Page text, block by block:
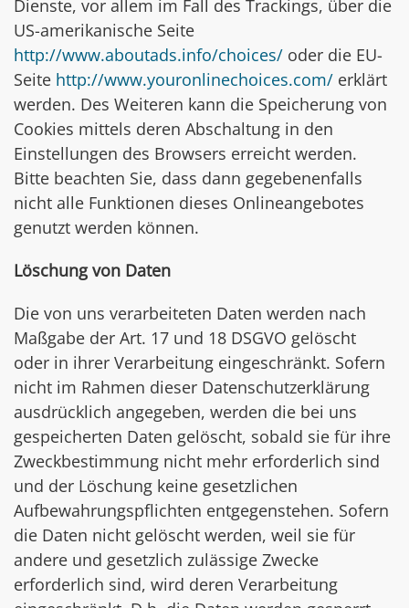
Dienste, vor allem im Fall des Trackings, über die
US-amerikanische Seite
http://www.aboutads.info/choices/ oder die EU-
Seite http://www.youronlinechoices.com/ erklärt
werden. Des Weiteren kann die Speicherung von
Cookies mittels deren Abschaltung in den
Einstellungen des Browsers erreicht werden.
Bitte beachten Sie, dass dann gegebenenfalls
nicht alle Funktionen dieses Onlineangebotes
genutzt werden können.
Löschung von Daten
Die von uns verarbeiteten Daten werden nach
Maßgabe der Art. 17 und 18 DSGVO gelöscht
oder in ihrer Verarbeitung eingeschränkt. Sofern
nicht im Rahmen dieser Datenschutzerklärung
ausdrücklich angegeben, werden die bei uns
gespeicherten Daten gelöscht, sobald sie für ihre
Zweckbestimmung nicht mehr erforderlich sind
und der Löschung keine gesetzlichen
Aufbewahrungspflichten entgegenstehen. Sofern
die Daten nicht gelöscht werden, weil sie für
andere und gesetzlich zulässige Zwecke
erforderlich sind, wird deren Verarbeitung